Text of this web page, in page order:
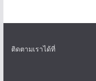
ติดตามเราได้ที่